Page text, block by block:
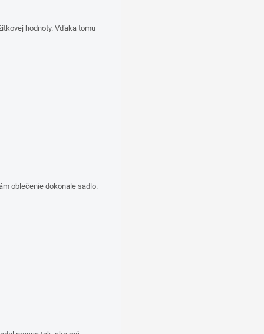
hodnoty. Vďaka tomu
oblečenie dokonale sadlo.